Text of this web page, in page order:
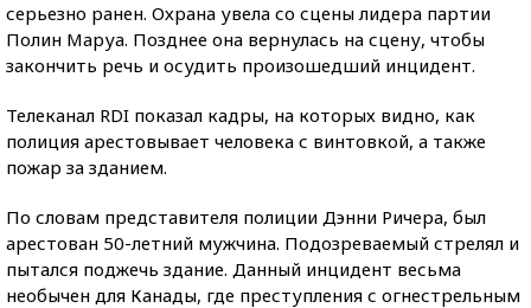
серьезно ранен. Охрана увела со сцены лидера партии
Полин Маруа. Позднее она вернулась на сцену, чтобы
закончить речь и осудить произошедший инцидент.
Телеканал RDI показал кадры, на которых видно, как
полиция арестовывает человека с винтовкой, а также
пожар за зданием.
По словам представителя полиции Дэнни Ричера, был
арестован 50-летний мужчина. Подозреваемый стрелял и
пытался поджечь здание. Данный инцидент весьма
необычен для Канады, где преступления с огнестрельным